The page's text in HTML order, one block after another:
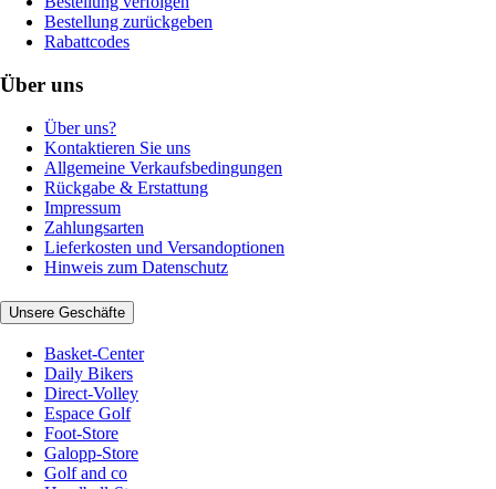
Bestellung zurückgeben
Rabattcodes
Über uns
Über uns?
Kontaktieren Sie uns
Allgemeine Verkaufsbedingungen
Rückgabe & Erstattung
Impressum
Zahlungsarten
Lieferkosten und Versandoptionen
Hinweis zum Datenschutz
Unsere Geschäfte
Basket-Center
Daily Bikers
Direct-Volley
Espace Golf
Foot-Store
Galopp-Store
Golf and co